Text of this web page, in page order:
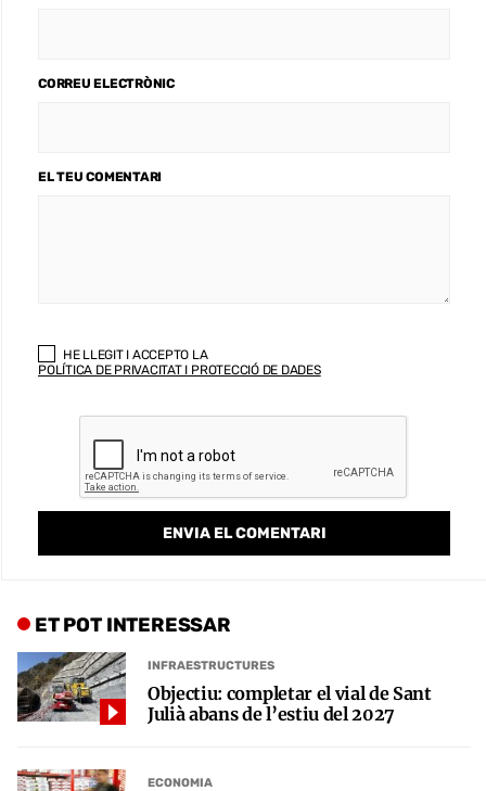
CORREU ELECTRÒNIC
EL TEU COMENTARI
HE LLEGIT I ACCEPTO LA
POLÍTICA DE PRIVACITAT I PROTECCIÓ DE DADES
ET POT INTERESSAR
INFRAESTRUCTURES
Objectiu: completar el vial de Sant
Julià abans de l’estiu del 2027
ECONOMIA